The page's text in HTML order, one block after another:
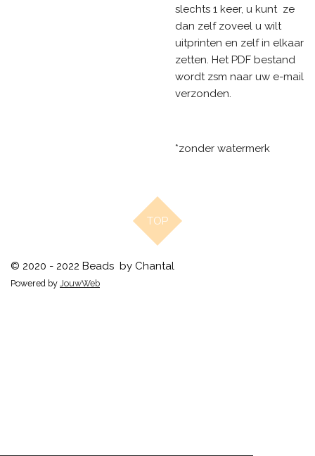
slechts 1 keer, u kunt ze
dan zelf zoveel u wilt
uitprinten en zelf in elkaar
zetten. Het PDF bestand
wordt zsm naar uw e-mail
verzonden.
*zonder watermerk
TOP
© 2020 - 2022 Beads by Chantal
Powered by JouwWeb